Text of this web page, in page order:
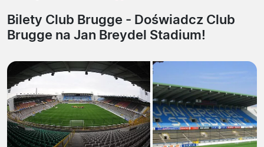
Drużyny
Ligi
Bilety Club Brugge - Doświadcz Club
Brugge na Jan Breydel Stadium!